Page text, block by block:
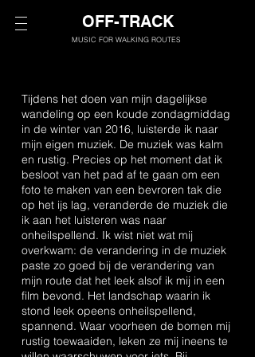
OFF-TRACK
MUSIC FOR WALKING ROUTES
Tijdens het doen van mijn dagelijkse
wandeling op een koude zondagmiddag
in de winter van 2016, luisterde ik naar
mijn eigen muziek. De muziek was kalm
en rustig. Precies op het moment dat ik
besloot van het pad af te gaan om een
foto te maken van een bevroren tak die
op het ijs lag, veranderde de muziek die
ik aan het luisteren was naar
onheilspellend. Ik wist niet wat mij
overkwam: de verandering in de muziek
paste zo goed bij de verandering van
mijn route dat het leek alsof ik mij in een
film bevond. Het landschap waarin ik
stond leek opeens onheilspellend,
spannend. Waar voorheen de bomen mij
rustig toewaaiden, leken ze mij ineens te